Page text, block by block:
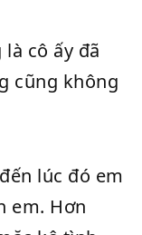
cô ấy đã
cũng không
lúc đó em
em. Hơn